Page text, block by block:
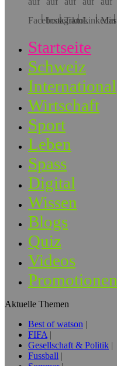
Startseite
Schweiz
International
Wirtschaft
Sport
Leben
Spass
Digital
Wissen
Blogs
Quiz
Videos
Promotionen
Aktuelle Themen
Best of watson
FIFA
Gesellschaft & Politik
Fussball